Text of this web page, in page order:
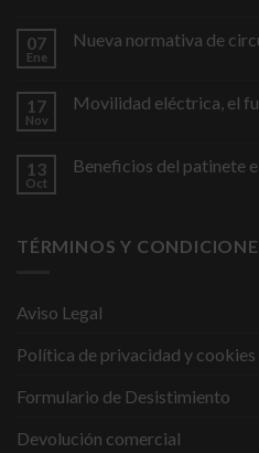
07
Ene
Nueva normativa de
17
Nov
Movilidad eléctrica, el
13
Oct
Beneficios del patinete
TÉRMINOS Y
Aviso Legal
Política de privacidad y cookies
Formulario de Desistimiento
Devolución comercial